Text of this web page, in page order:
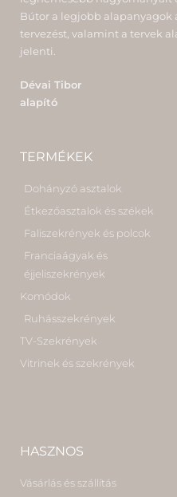
Bútor a legjobb alapanyagok
tervezést, valamint a tervek
jelenti.
Dévai Tibor
alapító
TERMÉKEK
Dohányzó asztalok
Étkezőasztalok és székek
Faliszekrények és polcok
Franciaágyak és
éjjeliszekrények
Komódok
Ruhásszekrények
TV-Szekrények
Vitrinek és szekrények
HASZNOS
Vásárlás és szállítás